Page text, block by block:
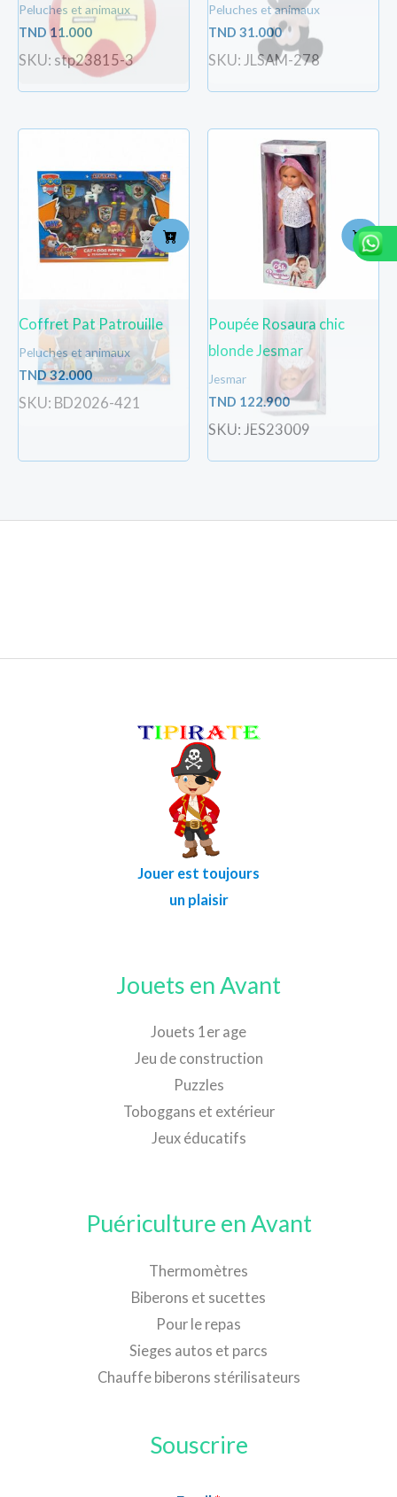
Peluches et animaux
TND11.000
SKU: stp23815-3
Peluches et animaux
TND 31.000
SKU: JLSAM-278
Coffret Pat Patrouille
Peluches et animaux
TND32.000
SKU: BD2026-421
Poupée Rosaura chic
blonde Jesmar
Jesmar
TND 122.900
SKU: JES23009
Jouer est toujours
un plaisir
Jouets en Avant
Jouets 1er age
Jeu de construction
Puzzles
Toboggans et extérieur
Jeux éducatifs
Puériculture en Avant
Thermomètres
Biberons et sucettes
Pour le repas
Sieges autos et parcs
Chauffe biberons stérilisateurs
Souscrire